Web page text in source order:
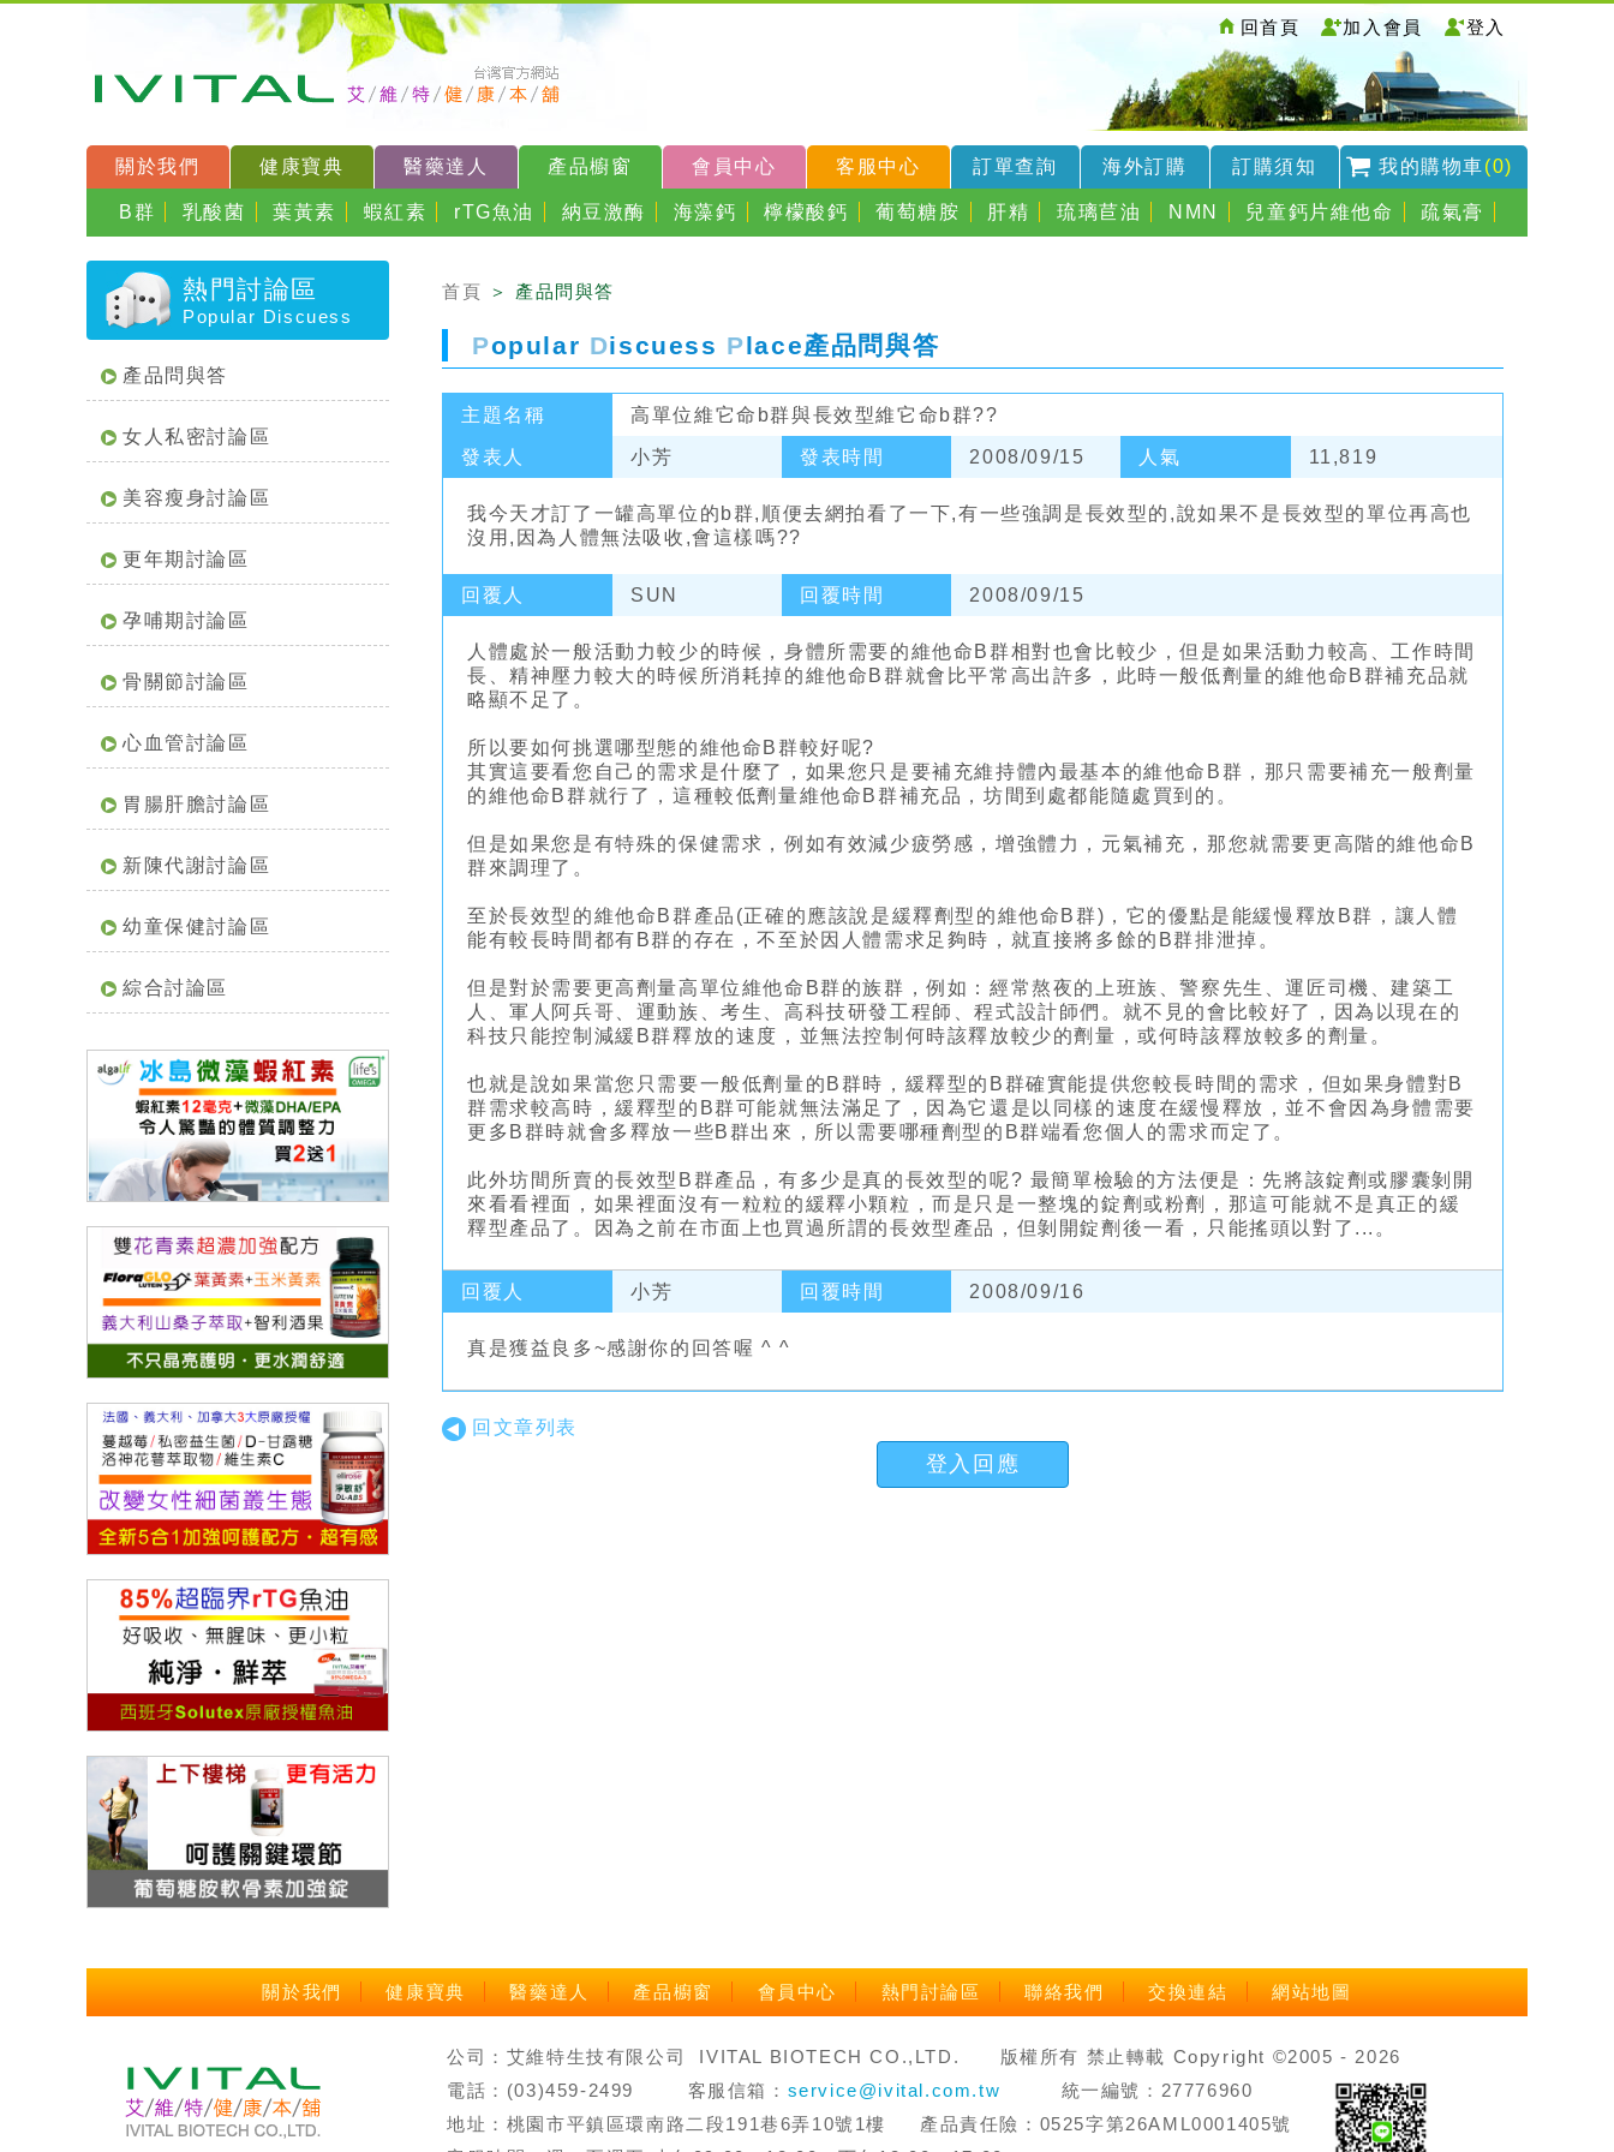
回首頁 加入會員 登入
關於我們 健康寶典 醫藥達人 產品櫥窗 會員中心 客服中心 訂單查詢 海外訂購 訂購須知 我的購物車(0)
B群 乳酸菌 葉黃素 蝦紅素 rTG魚油 納豆激酶 海藻鈣 檸檬酸鈣 葡萄糖胺 肝精 琉璃苣油 NMN 兒童鈣片維他命 疏氣膏
熱門討論區
Popular Discuess
產品問與答
女人私密討論區
美容瘦身討論區
更年期討論區
孕哺期討論區
骨關節討論區
心血管討論區
胃腸肝膽討論區
新陳代謝討論區
幼童保健討論區
綜合討論區
首頁 ＞ 產品問與答
Popular Discuess Place產品問與答
主題名稱 高單位維它命b群與長效型維它命b群??
發表人 小芳 發表時間 2008/09/15 人氣 11,819
我今天才訂了一罐高單位的b群,順便去網拍看了一下,有一些強調是長效型的,說如果不是長效型的單位再高也
沒用,因為人體無法吸收,會這樣嗎??
回覆人 SUN 回覆時間 2008/09/15
人體處於一般活動力較少的時候，身體所需要的維他命B群相對也會比較少，但是如果活動力較高、工作時間
長、精神壓力較大的時候所消耗掉的維他命B群就會比平常高出許多，此時一般低劑量的維他命B群補充品就
略顯不足了。
所以要如何挑選哪型態的維他命B群較好呢?
其實這要看您自己的需求是什麼了，如果您只是要補充維持體內最基本的維他命B群，那只需要補充一般劑量
的維他命B群就行了，這種較低劑量維他命B群補充品，坊間到處都能隨處買到的。
但是如果您是有特殊的保健需求，例如有效減少疲勞感，增強體力，元氣補充，那您就需要更高階的維他命B
群來調理了。
至於長效型的維他命B群產品(正確的應該說是緩釋劑型的維他命B群)，它的優點是能緩慢釋放B群，讓人體
能有較長時間都有B群的存在，不至於因人體需求足夠時，就直接將多餘的B群排泄掉。
但是對於需要更高劑量高單位維他命B群的族群，例如：經常熬夜的上班族、警察先生、運匠司機、建築工
人、軍人阿兵哥、運動族、考生、高科技研發工程師、程式設計師們。就不見的會比較好了，因為以現在的
科技只能控制減緩B群釋放的速度，並無法控制何時該釋放較少的劑量，或何時該釋放較多的劑量。
也就是說如果當您只需要一般低劑量的B群時，緩釋型的B群確實能提供您較長時間的需求，但如果身體對B
群需求較高時，緩釋型的B群可能就無法滿足了，因為它還是以同樣的速度在緩慢釋放，並不會因為身體需要
更多B群時就會多釋放一些B群出來，所以需要哪種劑型的B群端看您個人的需求而定了。
此外坊間所賣的長效型B群產品，有多少是真的長效型的呢? 最簡單檢驗的方法便是：先將該錠劑或膠囊剝開
來看看裡面，如果裡面沒有一粒粒的緩釋小顆粒，而是只是一整塊的錠劑或粉劑，那這可能就不是真正的緩
釋型產品了。因為之前在市面上也買過所謂的長效型產品，但剝開錠劑後一看，只能搖頭以對了...。
回覆人 小芳 回覆時間 2008/09/16
真是獲益良多~感謝你的回答喔 ^ ^
回文章列表
登入回應
關於我們 健康寶典 醫藥達人 產品櫥窗 會員中心 熱門討論區 聯絡我們 交換連結 網站地圖
公司：艾維特生技有限公司 IVITAL BIOTECH CO.,LTD. 版權所有 禁止轉載 Copyright ©2005 - 2026
電話：(03)459-2499 客服信箱： service@ivital.com.tw 統一編號：27776960
地址：桃園市平鎮區環南路二段191巷6弄10號1樓 產品責任險：0525字第26AML0001405號